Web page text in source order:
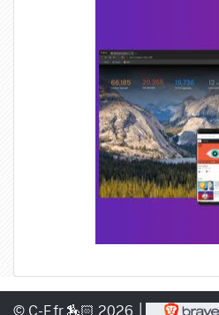
© C-F.fr 🏇🏻 2026 │